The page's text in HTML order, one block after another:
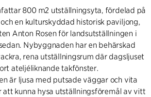
800 m2 utställningsyta, fördelad på
en kulturskyddad historisk paviljong,
Anton Rosen för landsutställningen i
Nybyggnaden har en behärskad
rena utställningsrum där dagsljuset
ateljéliknande takfönster.
är ljusa med putsade väggar och vita
kunna hysa utställningsföremål av vitt